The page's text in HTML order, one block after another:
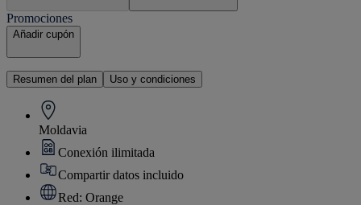
Promociones
Añadir cupón
Resumen del plan Uso y condiciones
Moldavia
Conexión ilimitada
Compartir datos incluido
Red: Orange